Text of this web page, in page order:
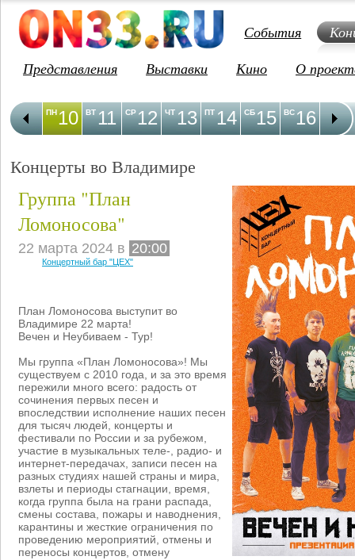
События
Представления
Выставки Кино О
10
ПН 11
ВТ 12
СР 13
ЧТ 14
ПТ 15
СБ 16
ВС 17
ПН
Концерты во Владимире
Группа "План
Ломоносова"
22 марта 2024 в 20:00
Концертный бар "ЦЕХ"
План Ломоносова выступит во
Владимире 22 марта!
Вечен и Неубиваем - Тур!
Мы группа «План Ломоносова»! Мы
существуем с 2010 года, и за это время
пережили много всего: радость от
сочинения первых песен и
впоследствии исполнение наших песен
для тысяч людей, концерты и
фестивали по России и за рубежом,
участие в музыкальных теле-, радио- и
интернет-передачах, записи песен на
разных студиях нашей страны и мира,
взлеты и периоды стагнации, время,
когда группа была на грани распада,
смены состава, пожары и наводнения,
карантины и жесткие ограничения по
проведению мероприятий, отмены и
переносы концертов, отмену